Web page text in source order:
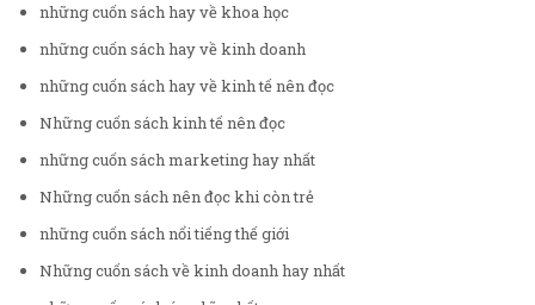
những cuốn sách hay về khoa học
những cuốn sách hay về kinh doanh
những cuốn sách hay về kinh tế nên đọc
Những cuốn sách kinh tế nên đọc
những cuốn sách marketing hay nhất
Những cuốn sách nên đọc khi còn trẻ
những cuốn sách nổi tiếng thế giới
Những cuốn sách về kinh doanh hay nhất